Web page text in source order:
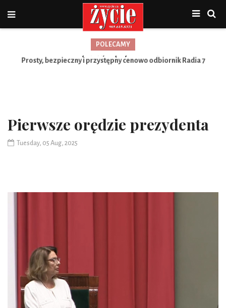
POLECAMY
Nowa jakość, więcej możliwości
Pierwsze orędzie prezydenta
Tuesday, 05 Aug, 2025